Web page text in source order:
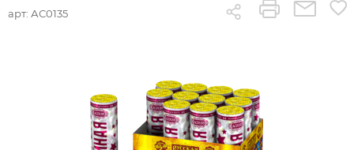
арт: АС0135